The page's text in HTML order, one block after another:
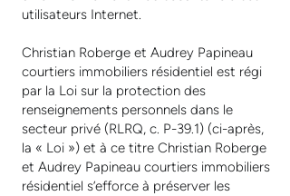
utilisateurs Internet.
Christian Roberge et Audrey Papineau
courtiers immobiliers résidentiel est régi
par la Loi sur la protection des
renseignements personnels dans le
secteur privé (RLRQ, c. P-39.1) (ci-après,
la « Loi ») et à ce titre Christian Roberge
et Audrey Papineau courtiers immobiliers
résidentiel s’efforce à préserver les